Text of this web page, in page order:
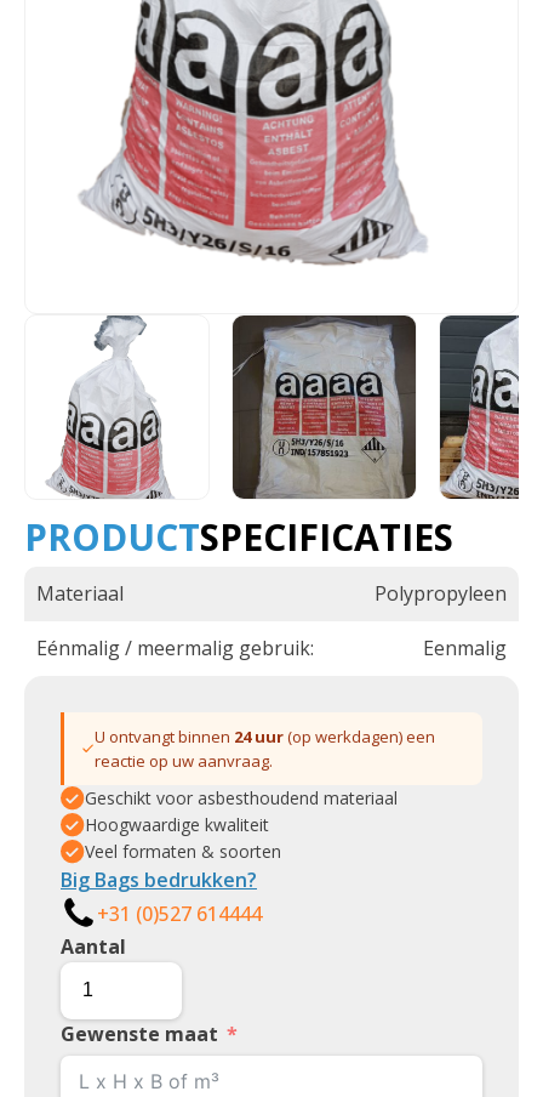
PRODUCTSPECIFICATIES
Materiaal Polypropyleen
Eénmalig / meermalig gebruik: Eenmalig
U ontvangt binnen 24 uur(op werkdagen) een
reactie op uw aanvraag.
Geschikt voor asbesthoudend materiaal
Hoogwaardige kwaliteit
Veel formaten & soorten
Big Bags bedrukken?
+31 (0)527 614444
Aantal
Gewenste maat